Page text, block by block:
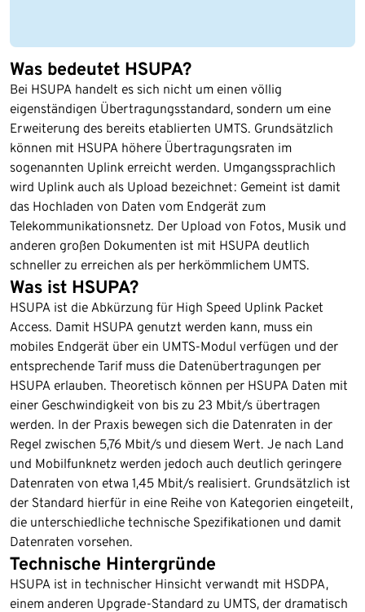
Was bedeutet HSUPA?
Bei HSUPA handelt es sich nicht um einen völlig
eigenständigen Übertragungsstandard, sondern um eine
Erweiterung des bereits etablierten UMTS. Grundsätzlich
können mit HSUPA höhere Übertragungsraten im
sogenannten Uplink erreicht werden. Umgangssprachlich
wird Uplink auch als Upload bezeichnet: Gemeint ist damit
das Hochladen von Daten vom Endgerät zum
Telekommunikationsnetz. Der Upload von Fotos, Musik und
anderen großen Dokumenten ist mit HSUPA deutlich
schneller zu erreichen als per herkömmlichem UMTS.
Was ist HSUPA?
HSUPA ist die Abkürzung für High Speed Uplink Packet
Access. Damit HSUPA genutzt werden kann, muss ein
mobiles Endgerät über ein UMTS-Modul verfügen und der
entsprechende Tarif muss die Datenübertragungen per
HSUPA erlauben. Theoretisch können per HSUPA Daten mit
einer Geschwindigkeit von bis zu 23 Mbit/s übertragen
werden. In der Praxis bewegen sich die Datenraten in der
Regel zwischen 5,76 Mbit/s und diesem Wert. Je nach Land
und Mobilfunknetz werden jedoch auch deutlich geringere
Datenraten von etwa 1,45 Mbit/s realisiert. Grundsätzlich ist
der Standard hierfür in eine Reihe von Kategorien eingeteilt,
die unterschiedliche technische Spezifikationen und damit
Datenraten vorsehen.
Technische Hintergründe
HSUPA ist in technischer Hinsicht verwandt mit HSDPA,
einem anderen Upgrade-Standard zu UMTS, der dramatisch